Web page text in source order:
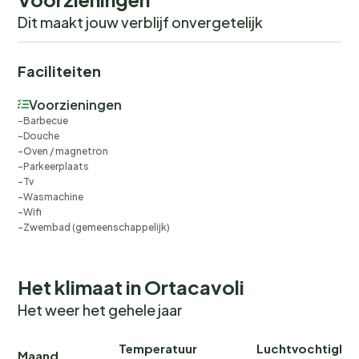
Dit maakt jouw verblijf onvergetelijk
Faciliteiten
Voorzieningen
Barbecue
Douche
Oven / magnetron
Parkeerplaats
Tv
Wasmachine
Wifi
Zwembad (gemeenschappelijk)
Het klimaat in Ortacavoli
Het weer het gehele jaar
Maand
Temperatuur